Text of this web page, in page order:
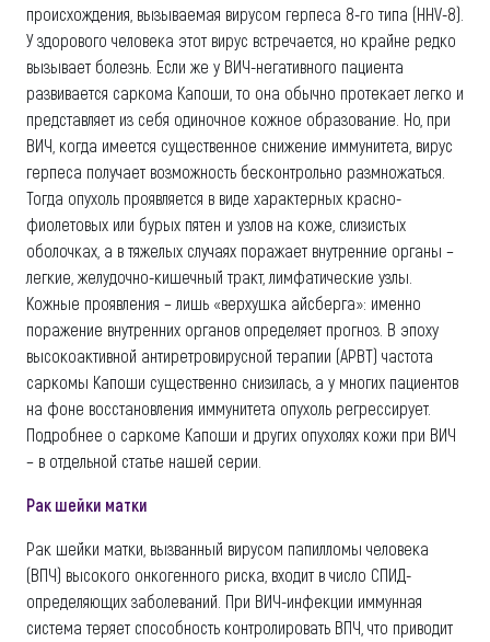
происхождения, вызываемая вирусом герпеса 8-го типа (HHV-8).
У здорового человека этот вирус встречается, но крайне редко
вызывает болезнь. Если же у ВИЧ-негативного пациента
развивается саркома Капоши, то она обычно протекает легко и
представляет из себя одиночное кожное образование. Но, при
ВИЧ, когда имеется существенное снижение иммунитета, вирус
герпеса получает возможность бесконтрольно размножаться.
Тогда опухоль проявляется в виде характерных красно-
фиолетовых или бурых пятен и узлов на коже, слизистых
оболочках, а в тяжелых случаях поражает внутренние органы –
легкие, желудочно-кишечный тракт, лимфатические узлы.
Кожные проявления – лишь «верхушка айсберга»: именно
поражение внутренних органов определяет прогноз. В эпоху
высокоактивной антиретровирусной терапии (АРВТ) частота
саркомы Капоши существенно снизилась, а у многих пациентов
на фоне восстановления иммунитета опухоль регрессирует.
Подробнее о саркоме Капоши и других опухолях кожи при ВИЧ
– в отдельной статье нашей серии.
Рак шейки матки
Рак шейки матки, вызванный вирусом папилломы человека
(ВПЧ) высокого онкогенного риска, входит в число СПИД-
определяющих заболеваний. При ВИЧ-инфекции иммунная
система теряет способность контролировать ВПЧ, что приводит